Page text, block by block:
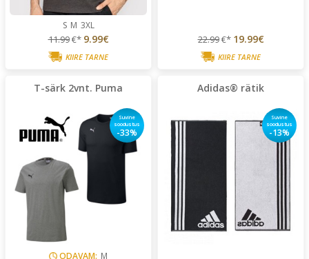
S M 3XL
11.99€* 9.99€
KIIRE TARNE
22.99€* 19.99€
KIIRE TARNE
T-särk 2vnt. Puma
Suvine
soodustus
-33%
ODAVAM: M
Adidas® rätik
Suvine
soodustus
-13%